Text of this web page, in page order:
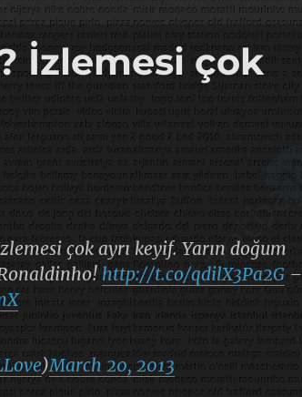
İzlemesi çok
çok ayrı keyif. Yarın doğum
http://t.co/qdilX3Pa2G–
)March 20, 2013